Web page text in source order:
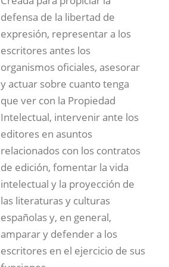
defensa de la libertad de
expresión, representar a los
escritores antes los
organismos oficiales, asesorar
y actuar sobre cuanto tenga
que ver con la Propiedad
Intelectual, intervenir ante los
editores en asuntos
relacionados con los contratos
de edición, fomentar la vida
intelectual y la proyección de
las literaturas y culturas
españolas y, en general,
amparar y defender a los
escritores en el ejercicio de sus